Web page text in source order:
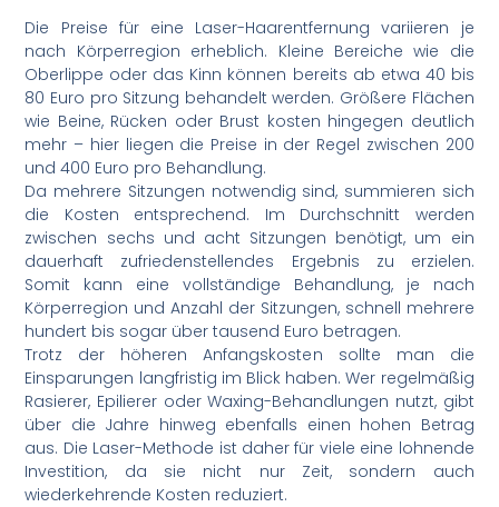
Die Preise für eine Laser-Haarentfernung variieren je
nach Körperregion erheblich. Kleine Bereiche wie die
Oberlippe oder das Kinn können bereits ab etwa 40 bis
80 Euro pro Sitzung behandelt werden. Größere Flächen
wie Beine, Rücken oder Brust kosten hingegen deutlich
mehr – hier liegen die Preise in der Regel zwischen 200
und 400 Euro pro Behandlung.
Da mehrere Sitzungen notwendig sind, summieren sich
die Kosten entsprechend. Im Durchschnitt werden
zwischen sechs und acht Sitzungen benötigt, um ein
dauerhaft zufriedenstellendes Ergebnis zu erzielen.
Somit kann eine vollständige Behandlung, je nach
Körperregion und Anzahl der Sitzungen, schnell mehrere
hundert bis sogar über tausend Euro betragen.
Trotz der höheren Anfangskosten sollte man die
Einsparungen langfristig im Blick haben. Wer regelmäßig
Rasierer, Epilierer oder Waxing-Behandlungen nutzt, gibt
über die Jahre hinweg ebenfalls einen hohen Betrag
aus. Die Laser-Methode ist daher für viele eine lohnende
Investition, da sie nicht nur Zeit, sondern auch
wiederkehrende Kosten reduziert.